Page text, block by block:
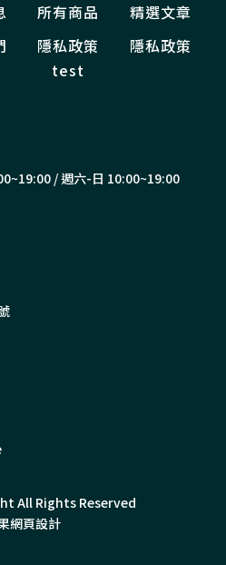
所有商品
精選文章
隱私政策
test
隱私政策
/ 週六-日 10:00~19:00
All Rights Reserved
網頁設計